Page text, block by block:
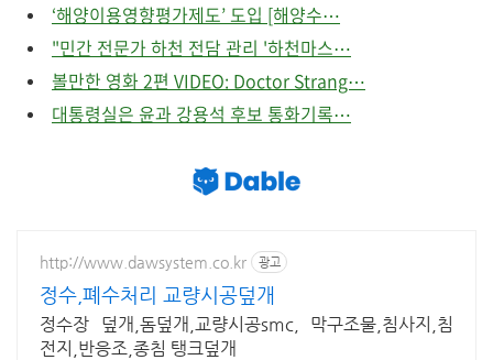
‘해양이용영향평가제도’ 도입 [해양수⋯
"민간 전문가 하천 전담 관리 '하천마스⋯
볼만한 영화 2편 VIDEO: Doctor Strang⋯
대통령실은 윤과 강용석 후보 통화기록⋯
http://www.dawsystem.co.kr 광고
정수,폐수처리 교량시공덮개
정수장 덮개,돔덮개,교량시공smc, 막구조물,침사지,침
전지,반응조,종침 탱크덮개